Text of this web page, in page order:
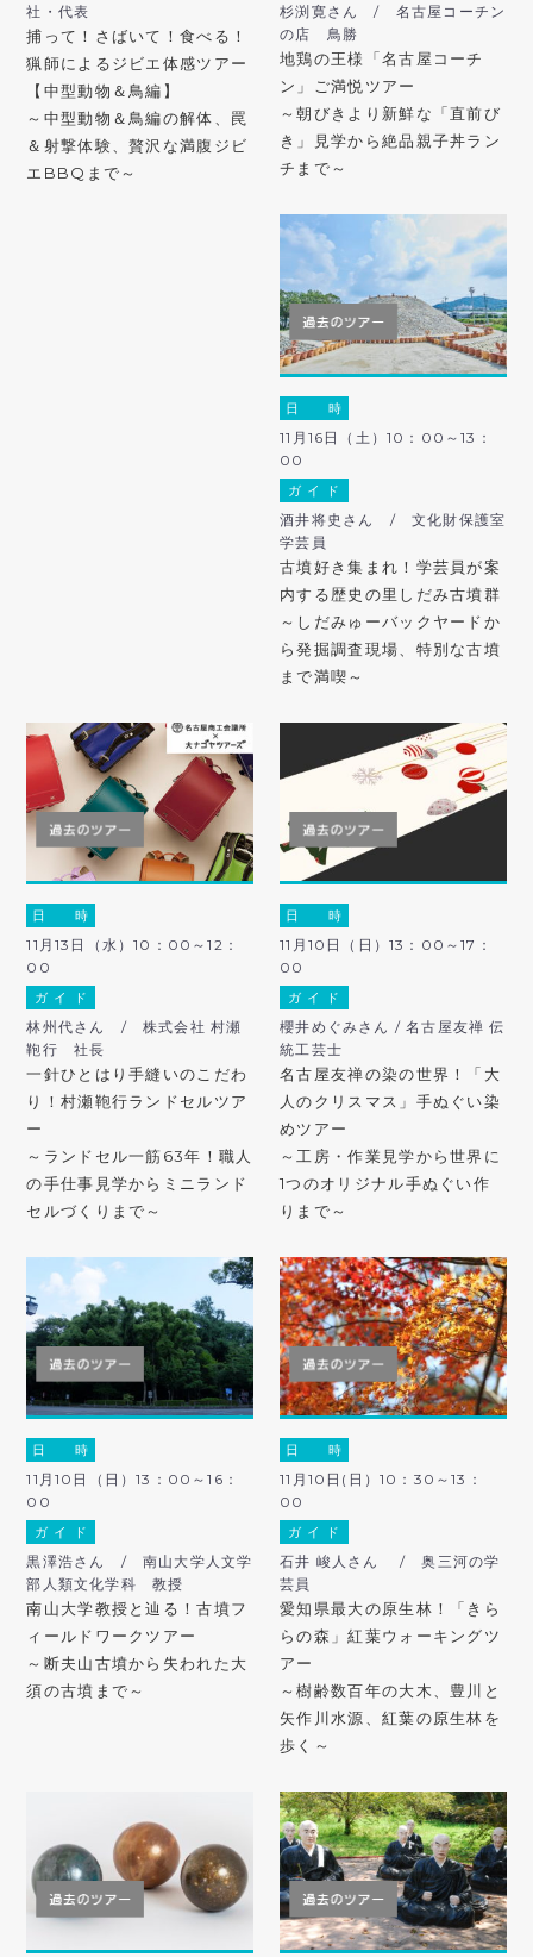
社・代表
捕って！さばいて！食べる！
猟師によるジビエ体感ツアー
【中型動物＆鳥編】
～中型動物＆鳥編の解体、罠
＆射撃体験、贅沢な満腹ジビ
エBBQまで～
杉渕寛さん / 名古屋コーチン
の店 鳥勝
地鶏の王様「名古屋コーチ
ン」ご満悦ツアー
～朝びきより新鮮な「直前び
き」見学から絶品親子丼ラン
チまで～
日 時
11月16日（土）10：00～13：
00
ガ イ ド
酒井将史さん / 文化財保護室
学芸員
古墳好き集まれ！学芸員が案
内する歴史の里しだみ古墳群
～しだみゅーバックヤードか
ら発掘調査現場、特別な古墳
まで満喫～
日 時
11月13日（水）10：00～12：
00
ガ イ ド
林州代さん / 株式会社 村瀬
鞄行 社長
一針ひとはり手縫いのこだわ
り！村瀬鞄行ランドセルツア
ー
～ランドセル一筋63年！職人
の手仕事見学からミニランド
セルづくりまで～
日 時
11月10日（日）13：00～17：
00
ガ イ ド
櫻井めぐみさん / 名古屋友禅 伝
統工芸士
名古屋友禅の染の世界！「大
人のクリスマス」手ぬぐい染
めツアー
～工房・作業見学から世界に
1つのオリジナル手ぬぐい作
りまで～
日 時
11月10日（日）13：00～16：
00
ガ イ ド
黒澤浩さん / 南山大学人文学
部人類文化学科 教授
南山大学教授と辿る！古墳フ
ィールドワークツアー
～断夫山古墳から失われた大
須の古墳まで～
日 時
11月10日(日）10：30～13：
00
ガ イ ド
石井 峻人さん / 奥三河の学
芸員
愛知県最大の原生林！「きら
らの森」紅葉ウォーキングツ
アー
～樹齢数百年の大木、豊川と
矢作川水源、紅葉の原生林を
歩く～